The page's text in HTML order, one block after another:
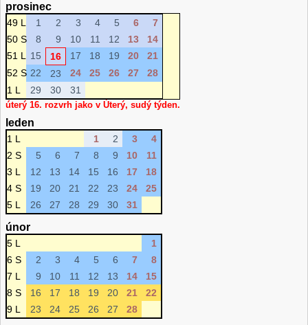
prosinec
49 L 1 2 3 4 5 6
7
50 S
8 9 10 11 12 13
14
51 L
15 16 17 18 19 20
21
52 S 22 23 24 25 26 27
28
1 L
29 30 31
úterý 16. rozvrh jako v Úterý, sudý týden.
leden
1 L 1 2 3
4
2 S
5 6 7 8 9 10
11
3 L
12 13 14 15 16 17
18
4 S
19 20 21 22 23 24
25
5 L
26 27 28 29 30 31
únor
5 L
1
6 S
2 3 4 5 6 7
8
7 L
9 10 11 12 13 14
15
8 S
16 17 18 19 20 21
22
9 L
23 24 25 26 27 28